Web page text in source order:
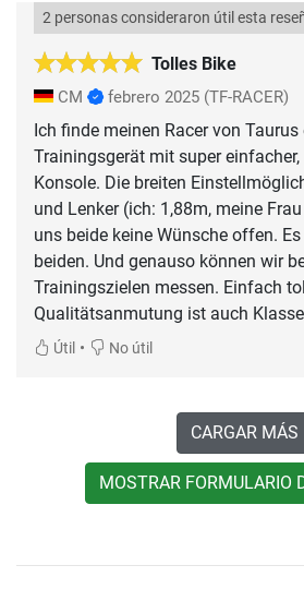
Tolles Bike
2 personas consideraron útil esta
CM febrero 2025 (TF-RACER)
Ich finde meinen Racer von
Trainingsgerät mit super
Konsole. Die breiten
und Lenker (ich: 1,88m, meine
uns beide keine Wünsche offen.
beiden. Und genauso können wir
Trainingszielen messen. Einfach
Qualitätsanmutung ist auch
Útil • No útil
CARGAR MÁS
MOSTRAR FORMULARIO